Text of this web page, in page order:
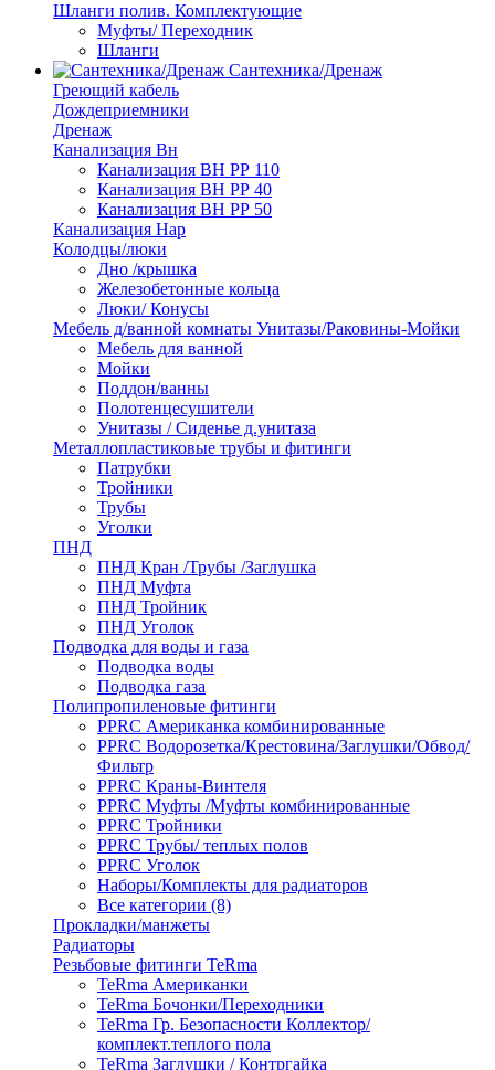
Шланги полив. Комплектующие
Муфты/ Переходник
Шланги
Сантехника/Дренаж
Греющий кабель
Дождеприемники
Дренаж
Канализация Вн
Канализация ВН РР 110
Канализация ВН РР 40
Канализация ВН РР 50
Канализация Нар
Колодцы/люки
Дно /крышка
Железобетонные кольца
Люки/ Конусы
Мебель д/ванной комнаты Унитазы/Раковины-Мойки
Мебель для ванной
Мойки
Поддон/ванны
Полотенцесушители
Унитазы / Сиденье д.унитаза
Металлопластиковые трубы и фитинги
Патрубки
Тройники
Трубы
Уголки
ПНД
ПНД Кран /Трубы /Заглушка
ПНД Муфта
ПНД Тройник
ПНД Уголок
Подводка для воды и газа
Подводка воды
Подводка газа
Полипропиленовые фитинги
PPRC Американка комбинированные
PPRC Водорозетка/Крестовина/Заглушки/Обвод/
Фильтр
PPRC Краны-Винтеля
PPRC Муфты /Муфты комбинированные
PPRC Тройники
PPRC Трубы/ теплых полов
PPRC Уголок
Наборы/Комплекты для радиаторов
Все категории (8)
Прокладки/манжеты
Радиаторы
Резьбовые фитинги TeRma
TeRma Американки
TeRma Бочонки/Переходники
TeRma Гр. Безопасности Коллектор/
комплект.теплого пола
TeRma Заглушки / Контргайка